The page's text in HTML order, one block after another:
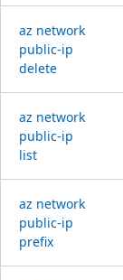
az network
public-ip
delete
az network
public-ip
list
az network
public-ip
prefix